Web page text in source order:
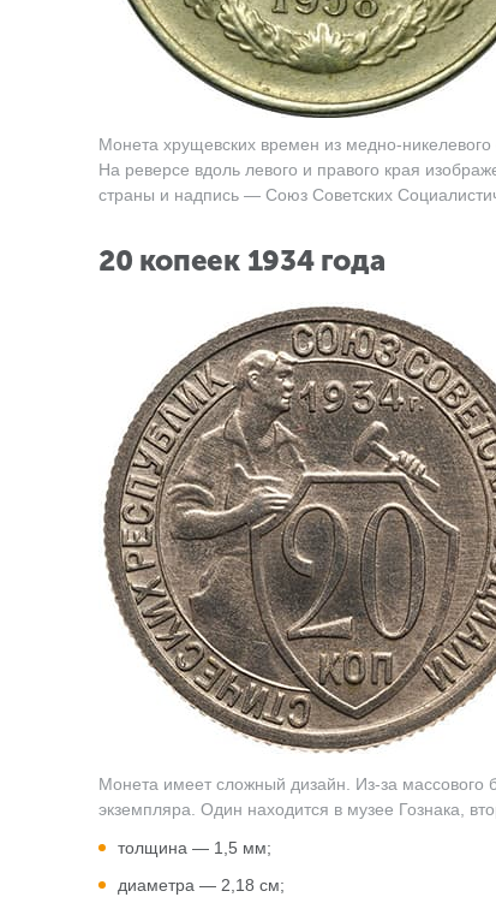
Монета хрущевских времен из медно-
На реверсе вдоль левого и правого края
страны и надпись — Союз Советских
20 копеек 1934 года
Монета имеет сложный дизайн. Из-за массового
экземпляра. Один находится в музее Гознака,
толщина — 1,5 мм;
диаметра — 2,18 см;